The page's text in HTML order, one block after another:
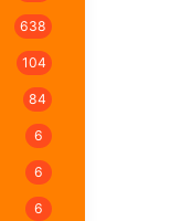
638
104
84
6
6
6